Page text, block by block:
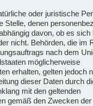
oder juristische
Stelle, denen
davon, ob es sich
nicht. Behörden, die im
nach dem
möglicherweise
erhalten, gelten jedoch
dieser Daten durch
mit den geltenden
gemäß den Zwecken der